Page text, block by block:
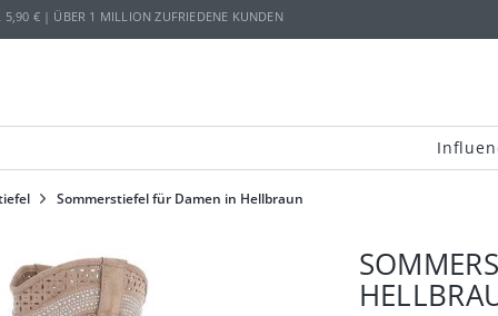
5,90 € | ÜBER 1 MILLION ZUFRIEDENE KUNDEN
Sommerstiefel für Damen in Hellbraun